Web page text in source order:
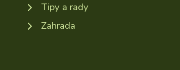
Tipy a rady
Zahrada